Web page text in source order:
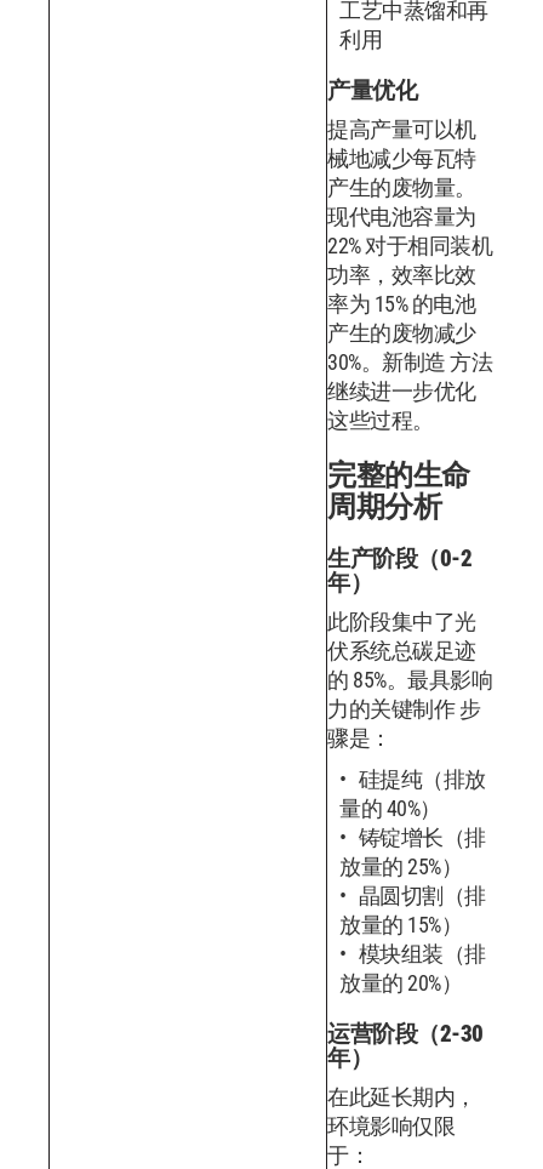
工艺中蒸馏和再
利用
产量优化
提高产量可以机
械地减少每瓦特
产生的废物量。
现代电池容量为
22% 对于相同装机
功率，效率比效
率为 15% 的电池
产生的废物减少
30%。新制造 方法
继续进一步优化
这些过程。
完整的生命
周期分析
生产阶段（0-2
年）
此阶段集中了光
伏系统总碳足迹
的 85%。最具影响
力的关键制作 步
骤是：
硅提纯（排放
量的 40%）
铸锭增长（排
放量的 25%）
晶圆切割（排
放量的 15%）
模块组装（排
放量的 20%）
运营阶段（2-30
年）
在此延长期内，
环境影响仅限
于：